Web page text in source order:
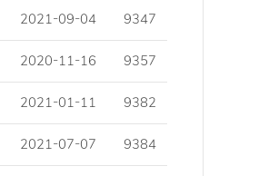
2021-09-04 9347
2020-11-16 9357
2021-01-11 9382
2021-07-07 9384